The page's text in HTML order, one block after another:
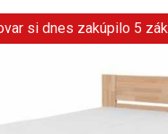
si dnes zakúpilo 5